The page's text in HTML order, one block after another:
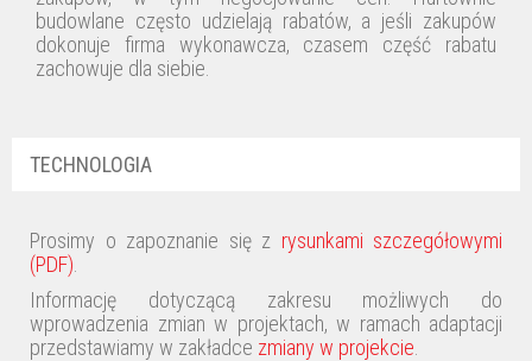
budowlane często udzielają rabatów, a jeśli zakupów
dokonuje firma wykonawcza, czasem część rabatu
zachowuje dla siebie.
TECHNOLOGIA
Prosimy o zapoznanie się z rysunkami szczegółowymi
(PDF)
Informację dotyczącą zakresu możliwych do
wprowadzenia zmian w projektach, w ramach adaptacji
przedstawiamy w zakładce zmiany w projekcie